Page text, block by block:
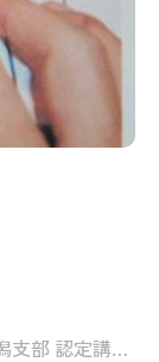
木野裕美（全日本らくらくピアノ協会新潟支部 認定講師）